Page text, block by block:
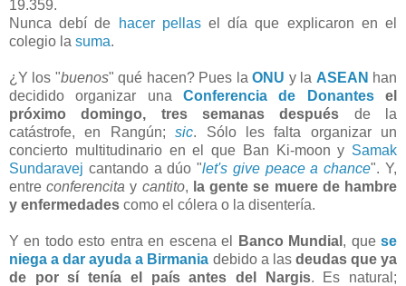
19.359.
Nunca debí de
hacer pellasel día que explicaron en el
colegio la suma.
¿Y los "buenos" qué hacen? Pues laONU y la ASEAN han
decidido organizar una Conferencia de Donantesel
próximo domingo, tres semanas después de la
catástrofe, en Rangún;sic. Sólo les falta organizar un
concierto multitudinario en el que Ban Ki-moon y Samak
Sundaravej cantando a dúo "let's give peace a chance". Y,
entreconferencita y cantito, la gente se muere de hambre
y enfermedades como el cólera o la disentería.
Y en todo esto entra en escena el Banco Mundial , quese
niega a dar ayuda a Birmania debido a las deudas que ya
de por sí tenía el país antes del Nargis. Es natural;